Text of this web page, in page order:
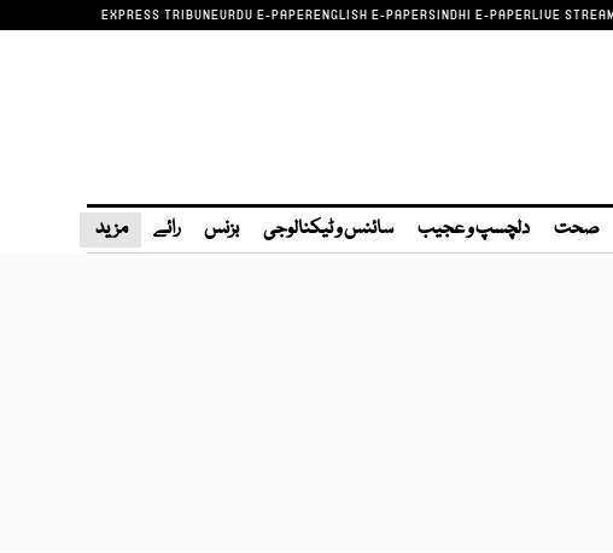
EXPRESS TRIBUNEURDU E-PAPERENGLISH E-PAPERSINDHI E-PAPERLIVE
صحت دلچسپ و عجیب سائنس و ٹیکنالوجی بزنس رائے مزید